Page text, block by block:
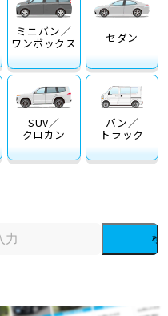
ミニバン／
ワンボックス セダン
SUV／
クロカン
バン／
トラック
検